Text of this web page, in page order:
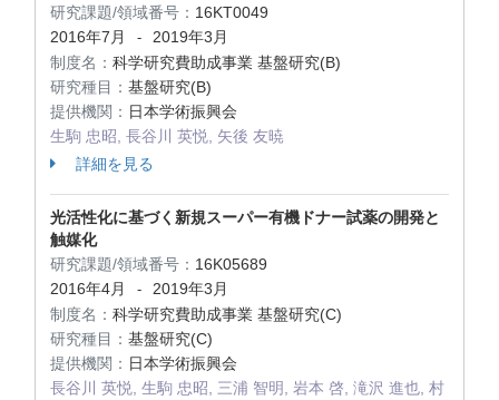
研究課題/領域番号： 16KT0049
2016年7月
-
2019年3月
制度名： 科学研究費助成事業 基盤研究(B)
研究種目： 基盤研究(B)
提供機関： 日本学術振興会
生駒 忠昭, 長谷川 英悦, 矢後 友暁
詳細を見る
光活性化に基づく新規スーパー有機ドナー試薬の開発と
触媒化
研究課題/領域番号： 16K05689
2016年4月
-
2019年3月
制度名： 科学研究費助成事業 基盤研究(C)
研究種目： 基盤研究(C)
提供機関： 日本学術振興会
長谷川 英悦, 生駒 忠昭, 三浦 智明, 岩本 啓, 滝沢 進也, 村